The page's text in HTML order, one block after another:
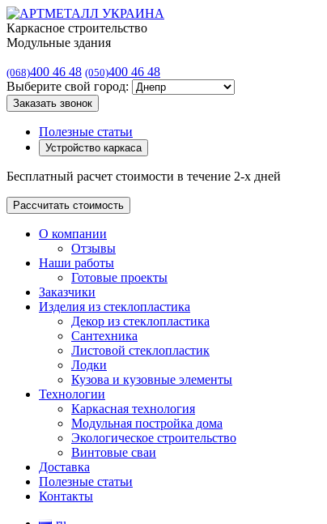
Каркасное строительство
Модульные здания
(068)400 46 48 (050)400 46 48
Выберите свой город:
Заказать звонок
Полезные статьи
Устройство каркаса
Бесплатный расчет стоимости в течение 2-х дней
Рассчитать стоимость
О компании
Отзывы
Наши работы
Готовые проекты
Заказчики
Изделия из стеклопластика
Декор из стеклопластика
Сантехника
Листовой стеклопластик
Лодки
Кузова и кузовные элементы
Технологии
Каркасная технология
Модульная постройка дома
Экологическое строительство
Винтовые сваи
Доставка
Полезные статьи
Контакты